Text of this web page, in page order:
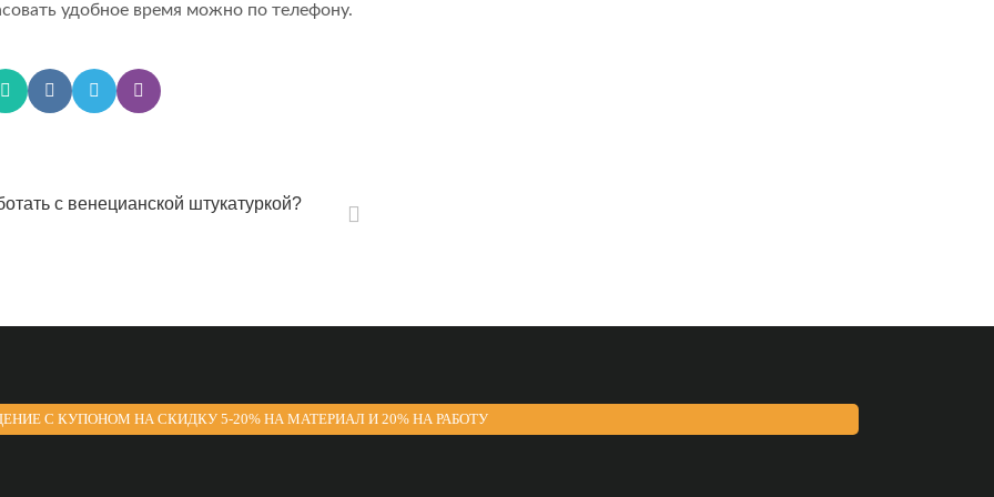
удобное время можно по телефону.
с венецианской штукатуркой?
С КУПОНОМ НА СКИДКУ 5-20% НА МАТЕРИАЛ И 20% НА РАБОТУ